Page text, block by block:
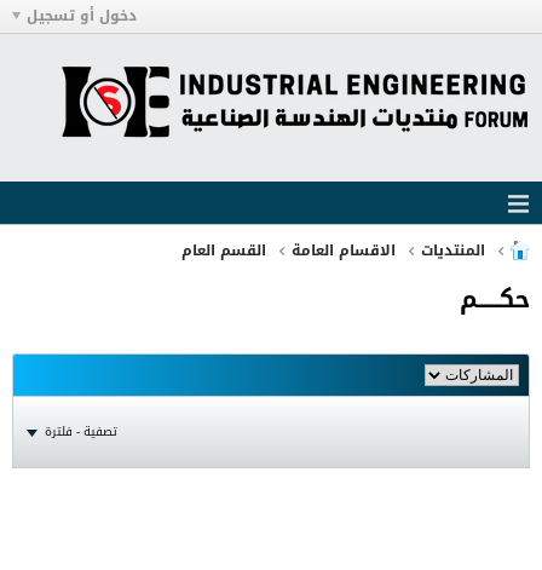
دخول أو تسجيل
المنتديات الاقسام العامة القسم العام
حكــــــم
تصفية - فلترة